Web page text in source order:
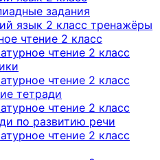
задания
язык 2 класс тренажёры
чтение 2 класс
чтение 2 класс
чтение 2 класс
тетради
чтение 2 класс
по развитию речи
чтение 2 класс